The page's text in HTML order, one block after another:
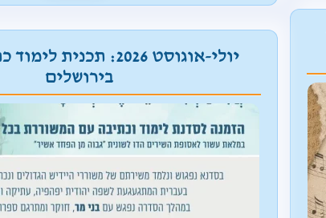
יולי-אוגוסט 2026: תכנית
בירושלים
שלישיית